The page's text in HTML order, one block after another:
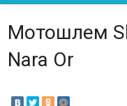
Мотошлем
Nara Or